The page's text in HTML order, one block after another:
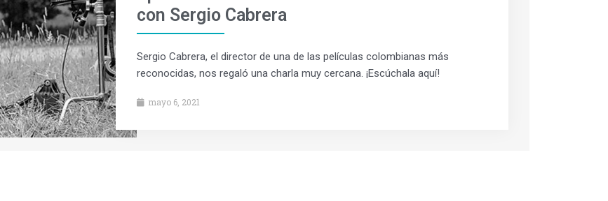
con Sergio Cabrera
Sergio Cabrera, el director de una de las películas colombianas más
reconocidas, nos regaló una charla muy cercana. ¡Escúchala aquí!
mayo 6, 2021